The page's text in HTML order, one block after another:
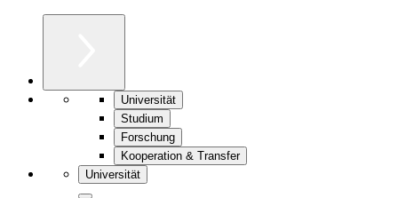
Universität
Studium
Forschung
Kooperation & Transfer
Universität